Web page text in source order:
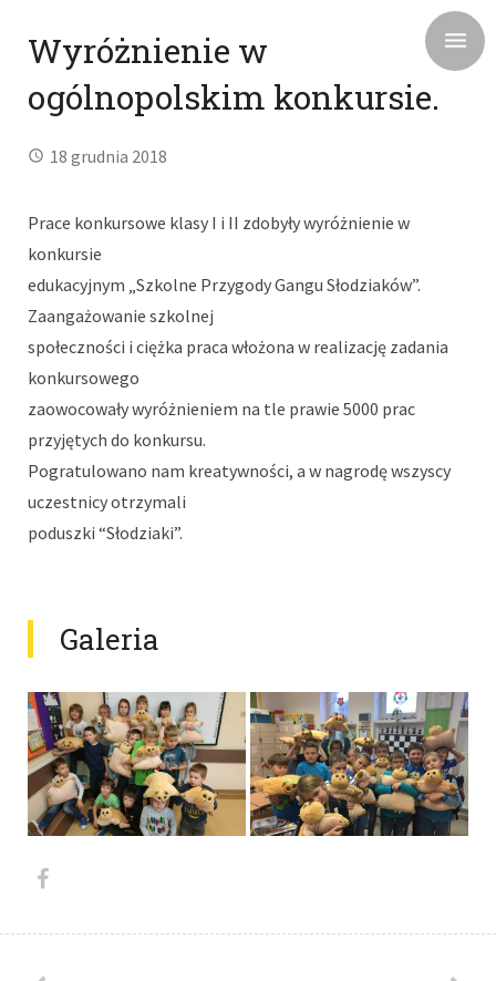
Wyróżnienie w
ogólnopolskim konkursie.
18 grudnia 2018
Prace konkursowe klasy I i II zdobyły wyróżnienie w
konkursie
edukacyjnym „Szkolne Przygody Gangu Słodziaków”.
Zaangażowanie szkolnej
społeczności i ciężka praca włożona w realizację zadania
konkursowego
zaowocowały wyróżnieniem na tle prawie 5000 prac
przyjętych do konkursu.
Pogratulowano nam kreatywności, a w nagrodę wszyscy
uczestnicy otrzymali
poduszki “Słodziaki”.
Galeria